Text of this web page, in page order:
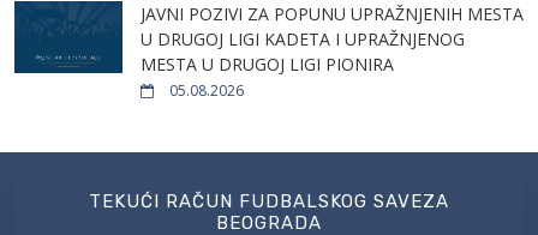
JAVNI POZIVI ZA POPUNU UPRAŽNJENIH MESTA
U DRUGOJ LIGI KADETA I UPRAŽNJENOG
MESTA U DRUGOJ LIGI PIONIRA
05.08.2026
TEKUĆI RAČUN FUDBALSKOG SAVEZA
BEOGRADA